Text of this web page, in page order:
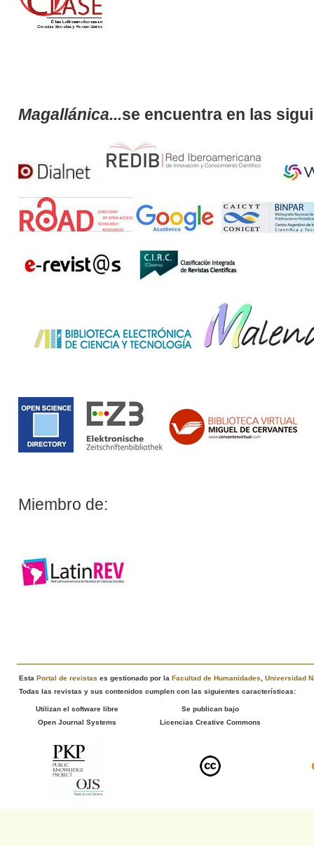
Magallánica...se encuentra en las
Miembro de:
Esta Portal de revistas es gestionado por la Facultad de Humanidades, Universidad
Todas las revistas y sus contenidos cumplen con las siguientes características:
Utilizan el software libre
Open Journal Systems
Se publican bajo
Licencias Creative Commons